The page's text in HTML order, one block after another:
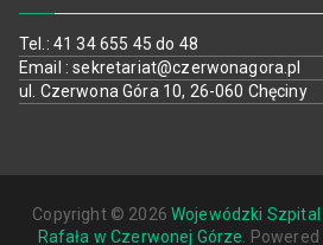
Tel.: 41 34 655 45 do 48
Email : sekretariat@czerwonagora.pl
ul. Czerwona Góra 10, 26-060 Chęciny
Copyright © 2026 Wojewódzki
Rafała w Czerwonej Górze.